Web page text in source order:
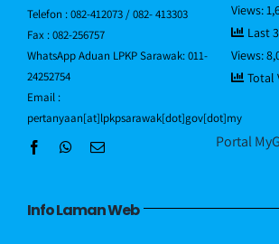
Telefon : 082-412073 / 082- 413303
Fax : 082-256757
WhatsApp Aduan LPKP Sarawak: 011-
24252754
Email :
pertanyaan[at]lpkpsarawak[dot]gov[dot]my
Direktori Pegawai
Hubungi Kami
Views:
Last
Views:
Total
Portal
Info Laman Web